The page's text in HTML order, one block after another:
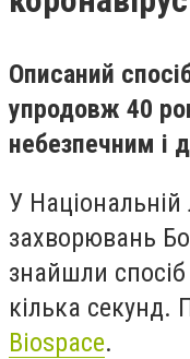
Описаний
упродовж 40
небезпечним і
У Національній
захворювань
знайшли спосіб
кілька секунд.
Biospace.